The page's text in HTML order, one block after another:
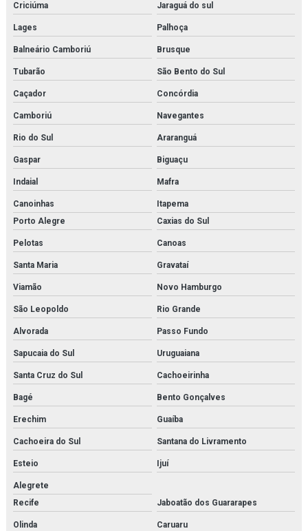
Isolamento térmico em tubulações e equipamentos orçamento
Isolamento térmico tubulações industriais
Joystick danfoss
Limpeza química de trocador de calor
Manutenção e aferição em válvulas de segurança
Manutenção e aferição em válvulas de segurança em rj
Manutenção de bomba de condensado
Manutenção de trocador de calor
Membrana de n2
Membrana de nitrogênio
Minibooster
Montagem de estrutura metálica orçamento
Montagem de estrutura metálica em rj
Montagem de estruturas metálicas
Montagem de tubulações
Montagem de tubulações em rio de janeiro
Montagens industriais em rio de janeiro
Montagens industriais em rj
Montagens e manutenção industrial
Criciúma Jaraguá do sul
Lages Palhoça
Balneário Camboriú Brusque
Tubarão São Bento do Sul
Caçador Concórdia
Camboriú Navegantes
Rio do Sul Araranguá
Gaspar Biguaçu
Indaial Mafra
Canoinhas
Itapema
Porto Alegre
Caxias do Sul
Pelotas Canoas
Santa Maria Gravataí
Viamão Novo Hamburgo
São Leopoldo Rio Grande
Alvorada Passo Fundo
Sapucaia do Sul Uruguaiana
Santa Cruz do Sul Cachoeirinha
Bagé Bento Gonçalves
Erechim Guaíba
Cachoeira do Sul Santana do Livramento
Esteio Ijuí
Alegrete
Recife
Jaboatão dos Guararapes
Olinda Caruaru